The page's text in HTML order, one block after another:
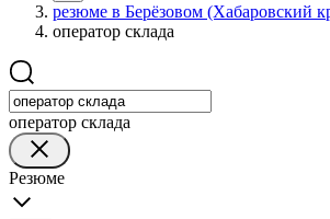
резюме в Берёзовом (Хабаровский
оператор склада
оператор склада
Резюме